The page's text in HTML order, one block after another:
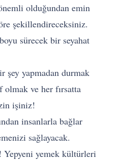
olduğundan emin
şekillendireceksiniz.
sürecek bir seyahat
şey yapmadan durmak
ve her fırsatta
işiniz!
insanlarla bağlar
sağlayacak.
Yepyeni yemek kültürleri